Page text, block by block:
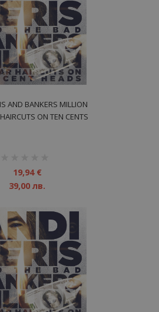
AND BANKERS MILLION
ON TEN CENTS
19,94 €
39,00 лв.